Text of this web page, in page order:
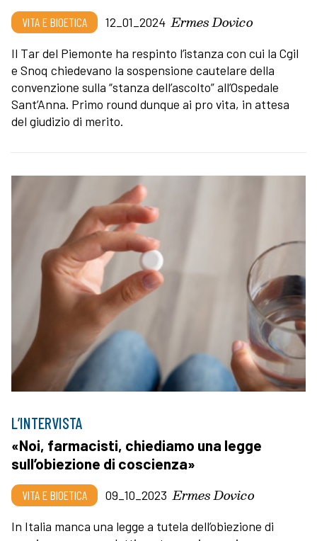
VITA E BIOETICA 12_01_2024 Ermes Dovico
Il Tar del Piemonte ha respinto l’istanza con cui la Cgil
e Snoq chiedevano la sospensione cautelare della
convenzione sulla “stanza dell’ascolto” all’Ospedale
Sant’Anna. Primo round dunque ai pro vita, in attesa
del giudizio di merito.
L’INTERVISTA
«Noi, farmacisti, chiediamo una legge
sull’obiezione di coscienza»
VITA E BIOETICA 09_10_2023 Ermes Dovico
In Italia manca una legge a tutela dell’obiezione di